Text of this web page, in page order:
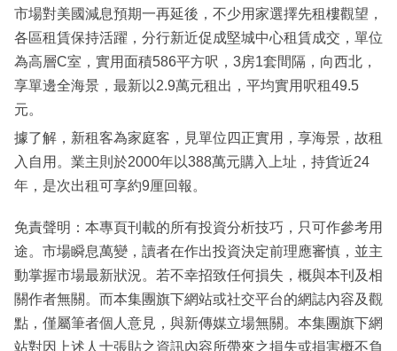
市場對美國減息預期一再延後，不少用家選擇先租樓觀望，
各區租賃保持活躍，分行新近促成堅城中心租賃成交，單位
為高層C室，實用面積586平方呎，3房1套間隔，向西北，
享單邊全海景，最新以2.9萬元租出，平均實用呎租49.5
元。
據了解，新租客為家庭客，見單位四正實用，享海景，故租
入自用。業主則於2000年以388萬元購入上址，持貨近24
年，是次出租可享約9厘回報。
免責聲明：本專頁刊載的所有投資分析技巧，只可作參考用
途。市場瞬息萬變，讀者在作出投資決定前理應審慎，並主
動掌握市場最新狀況。若不幸招致任何損失，概與本刊及相
關作者無關。而本集團旗下網站或社交平台的網誌內容及觀
點，僅屬筆者個人意見，與新傳媒立場無關。本集團旗下網
站對因上述人士張貼之資訊內容所帶來之損失或損害概不負